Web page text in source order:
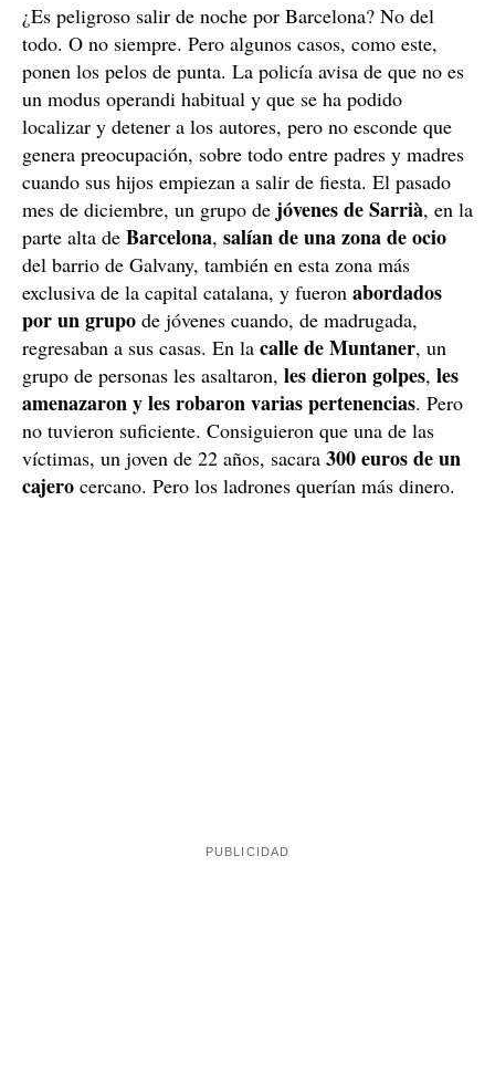
¿Es peligroso salir de noche por Barcelona? No del
todo. O no siempre. Pero algunos casos, como este,
ponen los pelos de punta. La policía avisa de que no es
un modus operandi habitual y que se ha podido
localizar y detener a los autores, pero no esconde que
genera preocupación, sobre todo entre padres y madres
cuando sus hijos empiezan a salir de fiesta. El pasado
mes de diciembre, un grupo de jóvenesde Sarrià, en la
parte alta de Barcelona, salían de una zona de ocio
del barrio de Galvany, también en esta zona más
exclusiva de la capital catalana, y fueron abordados
por un grupo de jóvenes cuando, de madrugada,
regresaban a sus casas. En la calle de Muntaner, un
grupo de personas les asaltaron, les dieron golpes, les
amenazaron y les robaron varias pertenencias. Pero
no tuvieron suficiente. Consiguieron que una de las
víctimas, un joven de 22 años, sacara 300 euros de un
cajero cercano. Pero los ladrones querían más dinero.